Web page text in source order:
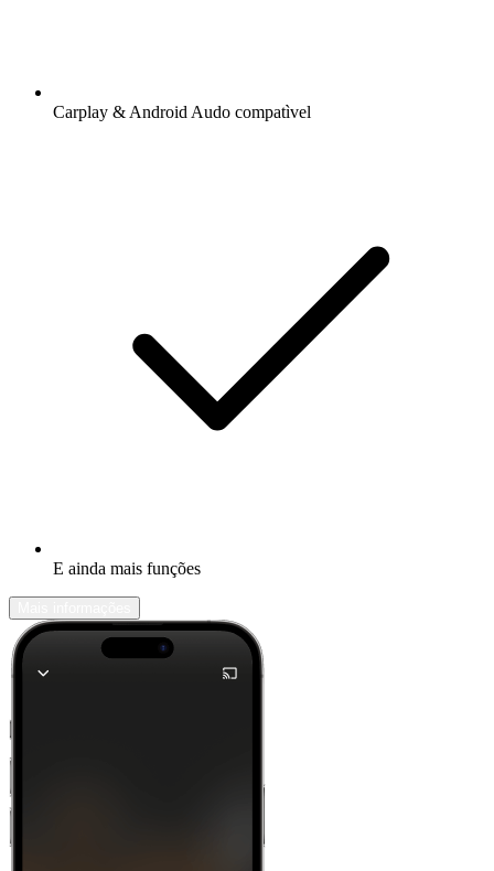
Carplay & Android Audo compatìvel
E ainda mais funções